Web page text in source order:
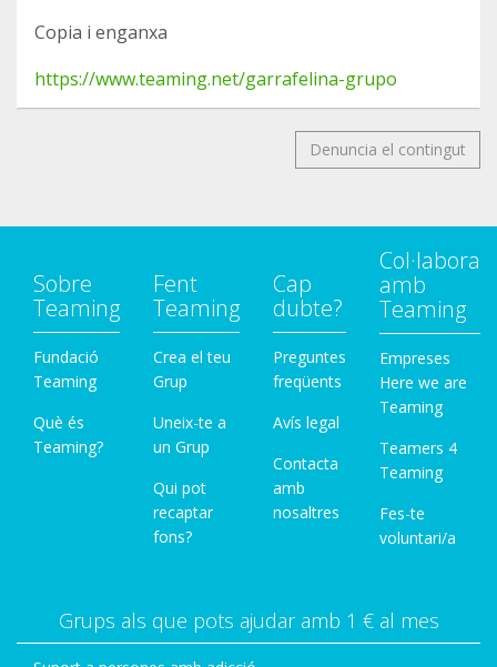
Copia i enganxa
https://www.teaming.net/garrafelina-grupo
Denuncia el contingut
Sobre
Teaming
Fundació
Teaming
Què és
Teaming?
Fent
Teaming
Crea el teu
Grup
Uneix-te a
un Grup
Qui pot
recaptar
fons?
Cap
dubte?
Preguntes
freqüents
Avís legal
Contacta
amb
nosaltres
Col·labora
amb
Teaming
Empreses
Here we are
Teaming
Teamers 4
Teaming
Fes-te
voluntari/a
Grups als que pots ajudar amb 1 € al mes